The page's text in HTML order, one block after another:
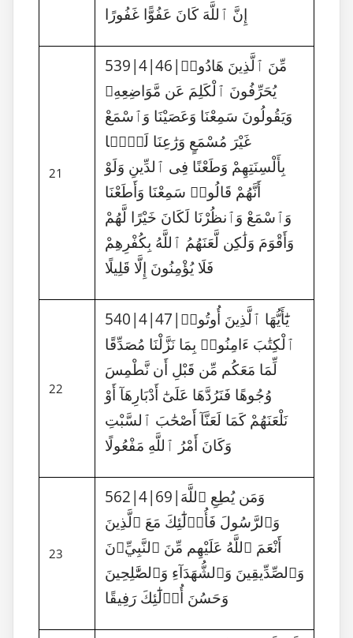
إِنَّ ٱللَّهَ كَانَ عَفُوًّا غَفُورًا
21
539|4|46|مِّنَ ٱلَّذِينَ هَادُوا۟
يُحَرِّفُونَ ٱلْكَلِمَ عَن مَّوَاضِعِهِۦ
وَيَقُولُونَ سَمِعْنَا وَعَصَيْنَا وَٱسْمَعْ
غَيْرَ مُسْمَعٍ وَرَٰعِنَا لَيًّۢا
بِأَلْسِنَتِهِمْ وَطَعْنًا فِى ٱلدِّينِ وَلَوْ
أَنَّهُمْ قَالُوا۟ سَمِعْنَا وَأَطَعْنَا
وَٱسْمَعْ وَٱنظُرْنَا لَكَانَ خَيْرًا لَّهُمْ
وَأَقْوَمَ وَلَٰكِن لَّعَنَهُمُ ٱللَّهُ بِكُفْرِهِمْ
فَلَا يُؤْمِنُونَ إِلَّا قَلِيلًا
22
540|4|47|يَٰٓأَيُّهَا ٱلَّذِينَ أُوتُوا۟
ٱلْكِتَٰبَ ءَامِنُوا۟ بِمَا نَزَّلْنَا مُصَدِّقًا
لِّمَا مَعَكُم مِّن قَبْلِ أَن نَّطْمِسَ
وُجُوهًا فَنَرُدَّهَا عَلَىٰٓ أَدْبَارِهَآ أَوْ
نَلْعَنَهُمْ كَمَا لَعَنَّآ أَصْحَٰبَ ٱلسَّبْتِ
وَكَانَ أَمْرُ ٱللَّهِ مَفْعُولًا
23
562|4|69|وَمَن يُطِعِ ٱللَّهَ
وَٱلرَّسُولَ فَأُو۟لَٰٓئِكَ مَعَ ٱلَّذِينَ
أَنْعَمَ ٱللَّهُ عَلَيْهِم مِّنَ ٱلنَّبِيِّۦنَ
وَٱلصِّدِّيقِينَ وَٱلشُّهَدَآءِ وَٱلصَّٰلِحِينَ
وَحَسُنَ أُو۟لَٰٓئِكَ رَفِيقًا